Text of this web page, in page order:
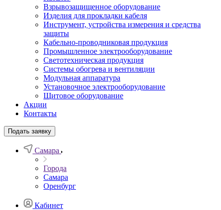
Взрывозащищенное оборудование
Изделия для прокладки кабеля
Инструмент, устройства измерения и средства
защиты
Кабельно-проводниковая продукция
Промышленное электрооборудование
Светотехническая продукция
Системы обогрева и вентиляции
Модульная аппаратура
Установочное электрооборудование
Щитовое оборудование
Акции
Контакты
Подать заявку
Самара
Города
Самара
Оренбург
Кабинет